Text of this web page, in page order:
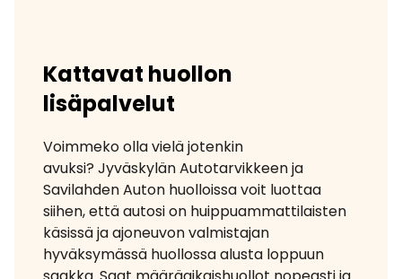
Kattavat huollon
lisäpalvelut
Voimmeko olla vielä jotenkin
avuksi? Jyväskylän Autotarvikkeen ja
Savilahden Auton huolloissa voit luottaa
siihen, että autosi on huippuammattilaisten
käsissä ja ajoneuvon valmistajan
hyväksymässä huollossa alusta loppuun